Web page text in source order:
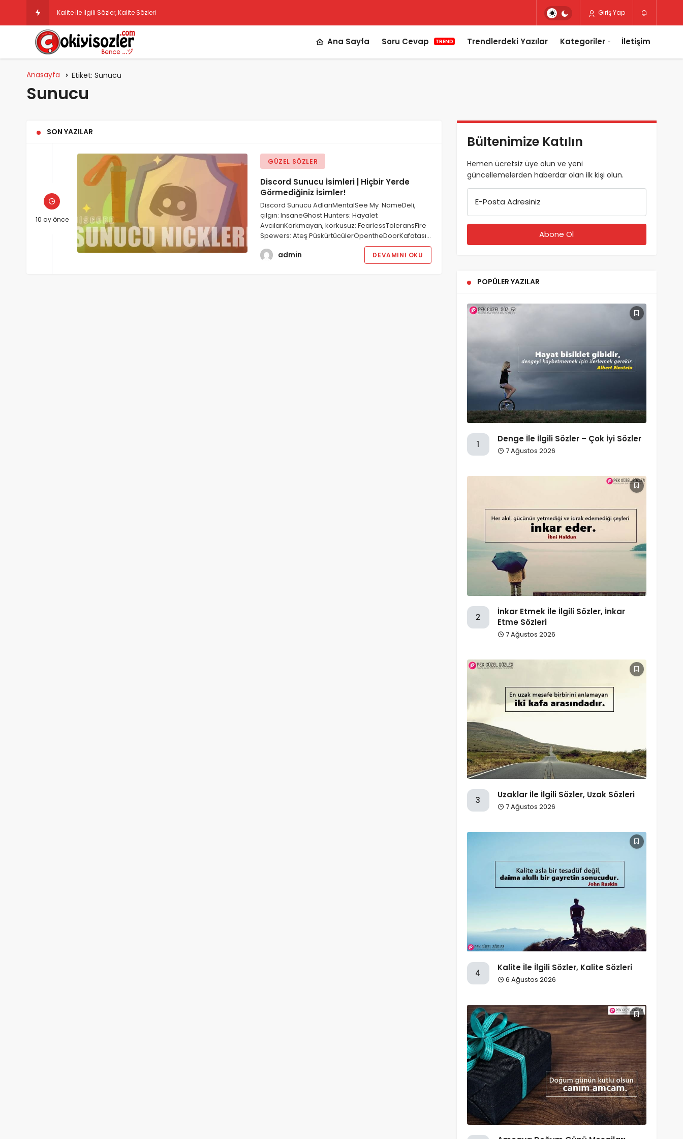
Kalite İle İlgili Sözler, Kalite Sözleri Giriş Yap
Ana Sayfa Soru Cevap TREND Trendlerdeki Yazılar Kategoriler İletişim
Anasayfa Etiket: Sunucu
Sunucu
SON YAZILAR
10 ay önce
GÜZEL SÖZLER
Discord Sunucu İsimleri | Hiçbir Yerde
Görmediğiniz İsimler!
Discord Sunucu AdlarıMentalSee My NameDeli,
çılgın: InsaneGhost Hunters: Hayalet
AvcılarıKorkmayan, korkusuz: FearlessToleransFire
Spewers: Ateş PüskürtücülerOpentheDoorKafatası…
admin DEVAMINI OKU
Bültenimize Katılın
Hemen ücretsiz üye olun ve yeni
güncellemelerden haberdar olan ilk kişi olun.
E-Posta Adresiniz
POPÜLER YAZILAR
1
Denge İle İlgili Sözler – Çok İyi Sözler
7 Ağustos 2026
2
İnkar Etmek İle İlgili Sözler, İnkar
Etme Sözleri
7 Ağustos 2026
3
Uzaklar İle İlgili Sözler, Uzak Sözleri
7 Ağustos 2026
4
Kalite İle İlgili Sözler, Kalite Sözleri
6 Ağustos 2026